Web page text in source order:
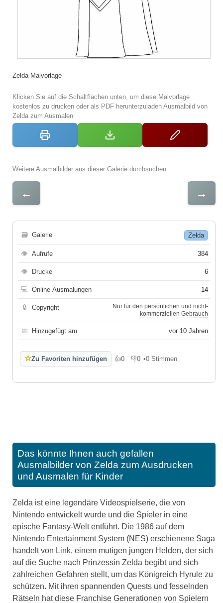
Zelda-Malvorlage
Klicken Sie auf die Schaltflächen unten, um diese Malvorlage
kostenlos zu drucken oder als PDF herunterzuladen Ausmalbild von
Zelda zum Ausmalen
Weitere Ausmalbilder aus dieser Galerie durchsuchen
← →
🗃 Galerie Zelda
👁 Aufrufe 384
👁 Drucke 6
💻 Online-Ausmalungen 14
🔒 Copyright
Nur für den persönlichen und nicht-
kommerziellen Gebrauch
📅 Hinzugefügt am vor 10 Jahren
☆Zu Favoriten hinzufügen 👍0
Gefällt mir
👎0
Gefällt mir nicht
•0 Stimmen
Das könnte Ihnen auch gefallen
Ausmalbilder von Zelda zum Ausdrucken
und Ausmalen für Kinder
Zelda ist eine legendäre Videospielserie, die von
Nintendo entwickelt wurde und die Spieler in eine
epische Fantasy-Welt entführt. Die 1986 auf dem
Nintendo Entertainment System (NES) erschienene Saga
handelt von Link, einem mutigen jungen Helden, der sich
auf die Suche nach Prinzessin Zelda begibt und sich
zahlreichen Gefahren stellt, um das Königreich Hyrule zu
schützen. Mit ihren spannenden Quests und fesselnden
Rätseln hat diese Franchise Generationen von Spielern